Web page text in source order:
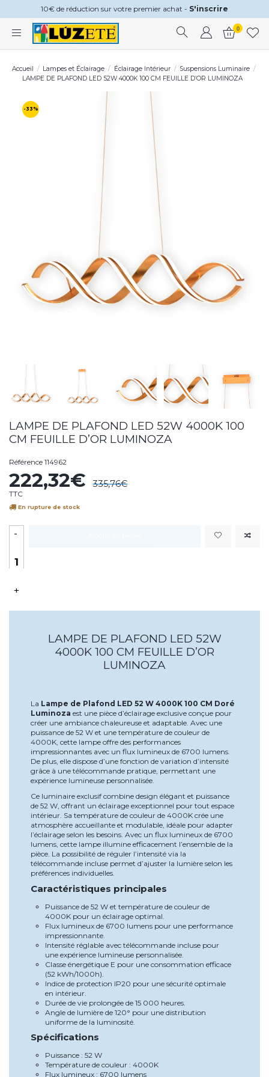
10€ de réduction sur votre premier achat - S'inscrire
0
Accueil Lampes et Éclairage Éclairage Intérieur
Suspensions Luminaire
LAMPE DE PLAFOND LED 52W 4000K 100 CM FEUILLE D’OR LUMINOZA
-33%
LAMPE DE PLAFOND LED 52W 4000K 100
CM FEUILLE D’OR LUMINOZA
Référence 114962
222,32€ 335,76€
TTC
En rupture de stock
-
+
LAMPE DE PLAFOND LED 52W
4000K 100 CM FEUILLE D’OR
LUMINOZA
La Lampe de Plafond LED 52 W 4000K 100 CM Doré
Luminoza est une pièce d’éclairage exclusive conçue pour
créer une ambiance chaleureuse et adaptable. Avec une
puissance de 52 W et une température de couleur de
4000K, cette lampe offre des performances
impressionnantes avec un flux lumineux de 6700 lumens.
De plus, elle dispose d’une fonction de variation d’intensité
grâce à une télécommande pratique, permettant une
expérience lumineuse personnalisée.
Ce luminaire exclusif combine design élégant et puissance
de 52 W, offrant un éclairage exceptionnel pour tout espace
intérieur. Sa température de couleur de 4000K crée une
atmosphère accueillante et modulable, idéale pour adapter
l’éclairage selon les besoins. Avec un flux lumineux de 6700
lumens, cette lampe illumine efficacement l’ensemble de la
pièce. La possibilité de réguler l’intensité via la
télécommande incluse permet d’ajuster la lumière selon les
préférences individuelles.
Caractéristiques principales
Puissance de 52 W et température de couleur de
4000K pour un éclairage optimal.
Flux lumineux de 6700 lumens pour une performance
impressionnante.
Intensité réglable avec télécommande incluse pour
une expérience lumineuse personnalisée.
Classe énergétique E pour une consommation efficace
(52 kWh/1000h).
Indice de protection IP20 pour une sécurité optimale
en intérieur.
Durée de vie prolongée de 15 000 heures.
Angle de lumière de 120° pour une distribution
uniforme de la luminosité.
Spécifications
Puissance : 52 W
Température de couleur : 4000K
Flux lumineux : 6700 lumens